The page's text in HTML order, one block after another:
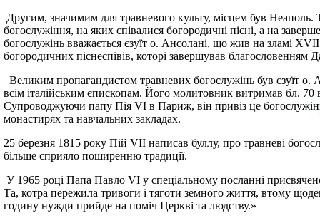
Другим, значимим для травневого культу, місцем був
богослужіння, на яких співалися богородичні пісні, а на
богослужінь вважається єзуїт о. Ансолані, що жив на зламі
богородичних піснеспівів, которі завершував благословенням
Великим пропагандистом травневих богослужінь був єзуїт о.
всім італійським єпископам. Його молитовник витримав бл. 70
Супроводжуючи папу Пія VI в Париж, він привіз це
монастирях та навчальних закладах.
25 березня 1815 року Пій VII написав буллу, про травневі
більше сприяло поширенню традиції.
У 1965 році Папа Павло VI у спеціальному посланні
Та, котра пережила тривоги і тяготи земного життя, втому
годину нужди прийде на поміч Церкві та людству.»